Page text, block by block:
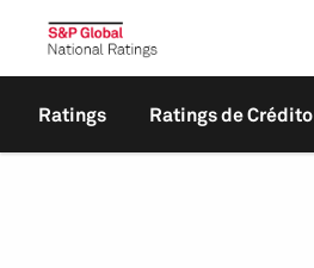
Ratings Ratings de Crédito